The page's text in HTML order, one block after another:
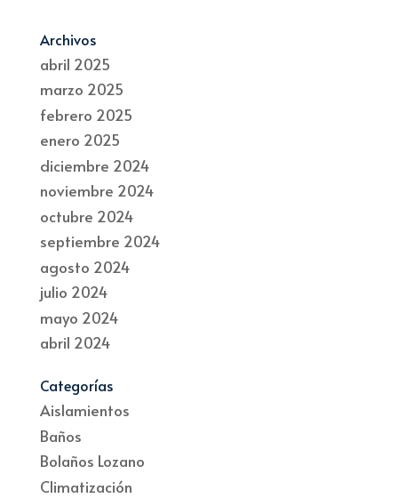
Archivos
abril 2025
marzo 2025
febrero 2025
enero 2025
diciembre 2024
noviembre 2024
octubre 2024
septiembre 2024
agosto 2024
julio 2024
mayo 2024
abril 2024
Categorías
Aislamientos
Baños
Bolaños Lozano
Climatización